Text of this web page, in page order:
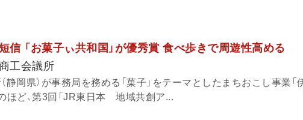
信 「お菓子ぃ共和国」が優秀賞 食べ歩きで周遊性高める
工会議所
静岡県）が事務局を務める「菓子」をテーマとしたまちおこし事業「
ほど、第3回「JR東日本 地域共創ア...